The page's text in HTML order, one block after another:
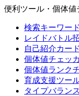
便利ツール・個体値
検索キーワー
レイドバトル
自己紹介カー
個体値チェッ
個体値ランク
育成支援ツー
タイプバラン